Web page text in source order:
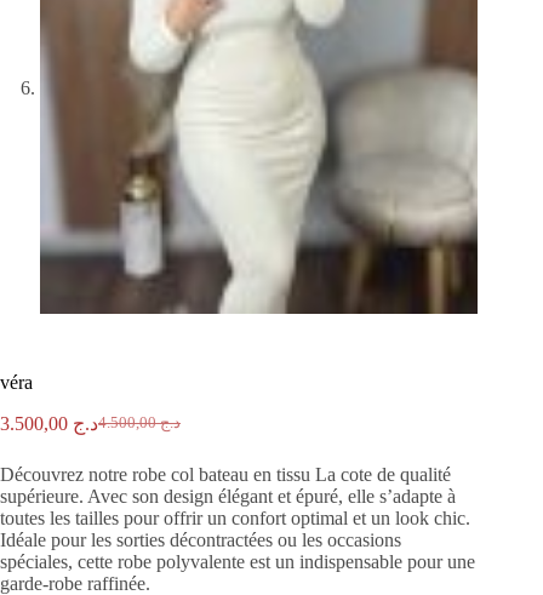
véra
د.ج4.500,00 د.ج
Découvrez notre robe col bateau en tissu La cote de qualité
supérieure. Avec son design élégant et épuré, elle s’adapte à
toutes les tailles pour offrir un confort optimal et un look chic.
Idéale pour les sorties décontractées ou les occasions
spéciales, cette robe polyvalente est un indispensable pour une
garde-robe raffinée.